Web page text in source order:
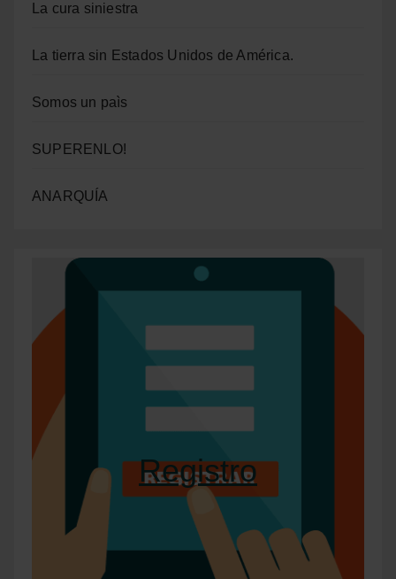
La cura siniestra
La tierra sin Estados Unidos de América.
Somos un paìs
SUPERENLO!
ANARQUÍA
Registro